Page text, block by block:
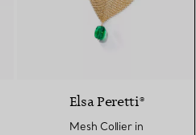
Elsa Peretti®
Mesh Collier in